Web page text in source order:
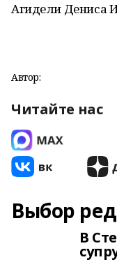
Агидели Дениса
Автор:
Читайте нас
Выбор
В